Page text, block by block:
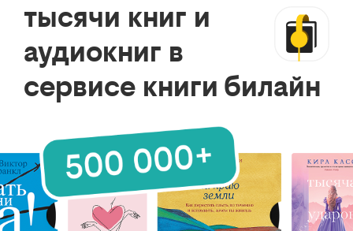
тысячи книг и
аудиокниг в
сервисе книги билайн